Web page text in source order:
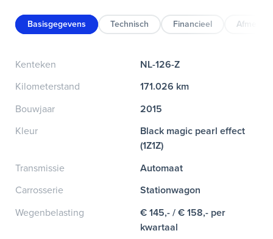
Basisgegevens Technisch Financieel
Kenteken
NL-126-Z
Kilometerstand
171.026 km
Bouwjaar
2015
Kleur
Black magic pearl effect
(1Z1Z)
Transmissie
Automaat
Carrosserie
Stationwagon
Wegenbelasting
€ 145,- / € 158,- per
kwartaal